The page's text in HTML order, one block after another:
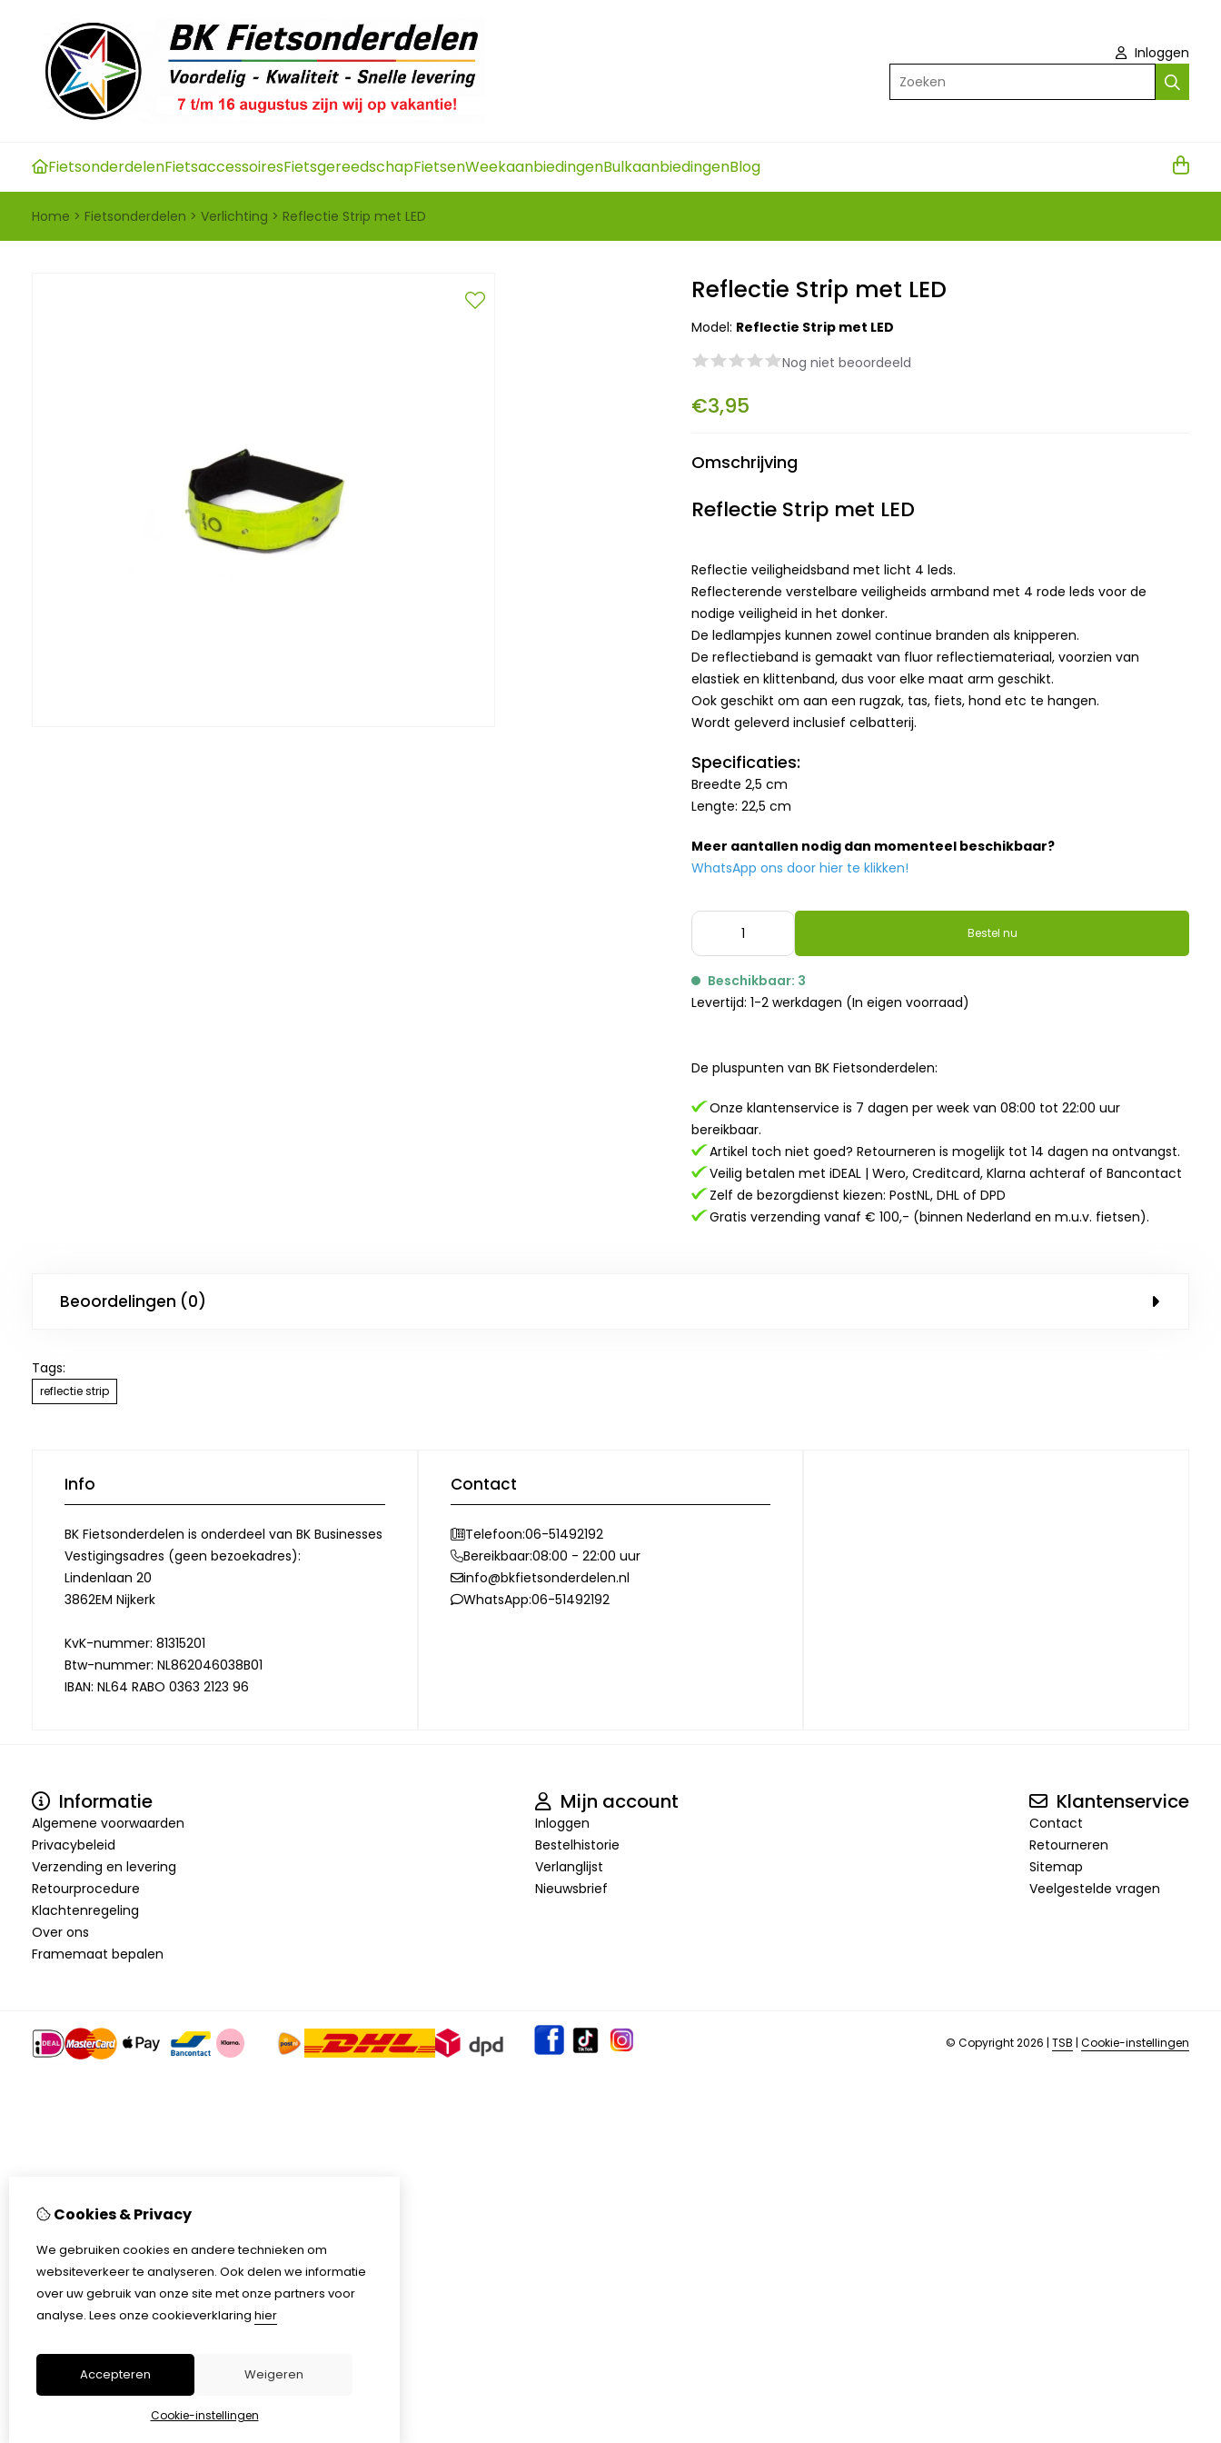
Inloggen
Zoeken
FietsonderdelenFietsaccessoiresFietsgereedschapFietsenWeekaanbiedingenBulkaanbiedingenBlog
Home > Fietsonderdelen > Verlichting > Reflectie Strip met LED
Reflectie Strip met LED
Model: Reflectie Strip met LED
Nog niet beoordeeld
€3,95
Omschrijving
Reflectie Strip met LED
Reflectie veiligheidsband met licht 4 leds.
Reflecterende verstelbare veiligheids armband met 4 rode leds voor de
nodige veiligheid in het donker.
De ledlampjes kunnen zowel continue branden als knipperen.
De reflectieband is gemaakt van fluor reflectiemateriaal, voorzien van
elastiek en klittenband, dus voor elke maat arm geschikt.
Ook geschikt om aan een rugzak, tas, fiets, hond etc te hangen.
Wordt geleverd inclusief celbatterij.
Specificaties:
Breedte 2,5 cm
Lengte: 22,5 cm
Meer aantallen nodig dan momenteel beschikbaar?
WhatsApp ons door hier te klikken!
Bestel nu
Beschikbaar: 3
Levertijd: 1-2 werkdagen (In eigen voorraad)
De pluspunten van BK Fietsonderdelen:
Onze klantenservice is 7 dagen per week van 08:00 tot 22:00 uur
bereikbaar.
Artikel toch niet goed? Retourneren is mogelijk tot 14 dagen na ontvangst.
Veilig betalen met iDEAL | Wero, Creditcard, Klarna achteraf of Bancontact
Zelf de bezorgdienst kiezen: PostNL, DHL of DPD
Gratis verzending vanaf € 100,- (binnen Nederland en m.u.v. fietsen).
Beoordelingen (0)
Tags:
reflectie strip
Info
BK Fietsonderdelen is onderdeel van BK Businesses
Vestigingsadres (geen bezoekadres):
Lindenlaan 20
3862EM Nijkerk
KvK-nummer: 81315201
Btw-nummer: NL862046038B01
IBAN: NL64 RABO 0363 2123 96
Contact
Telefoon:06-51492192
Bereikbaar:08:00 - 22:00 uur
info@bkfietsonderdelen.nl
WhatsApp:06-51492192
Informatie
Algemene voorwaarden
Privacybeleid
Verzending en levering
Retourprocedure
Klachtenregeling
Over ons
Framemaat bepalen
Mijn account
Inloggen
Bestelhistorie
Verlanglijst
Nieuwsbrief
Klantenservice
Contact
Retourneren
Sitemap
Veelgestelde vragen
© Copyright 2026 | TSB | Cookie-instellingen
Cookies & Privacy
We gebruiken cookies en andere technieken om
websiteverkeer te analyseren. Ook delen we informatie
over uw gebruik van onze site met onze partners voor
analyse. Lees onze cookieverklaring hier
Accepteren Weigeren
Cookie-instellingen